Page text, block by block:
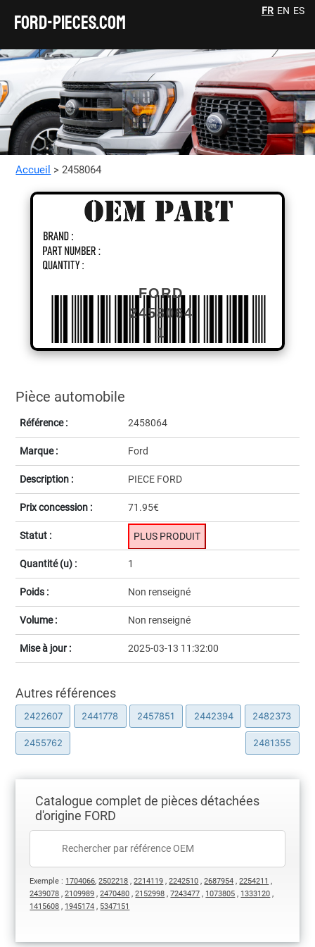
FORD-pieces.com
FR EN ES
Accueil > 2458064
Pièce automobile
Référence : 2458064
Marque : Ford
Description : PIECE FORD
Prix concession : 71.95€
Statut : PLUS PRODUIT
Quantité (u) : 1
Poids : Non renseigné
Volume : Non renseigné
Mise à jour : 2025-03-13 11:32:00
FORD
2458064
1
Autres références
2422607 2441778 2457851 2442394 2482373
2455762 2481355
Catalogue complet de pièces détachées
d'origine FORD
Exemple : 1704066,2502218 ,2214119 ,2242510 ,2687954 ,2254211 ,
2439078 ,2109989 ,2470480 ,2152998 ,7243477 , 1073805 , 1333120 ,
1415608 , 1945174 , 5347151